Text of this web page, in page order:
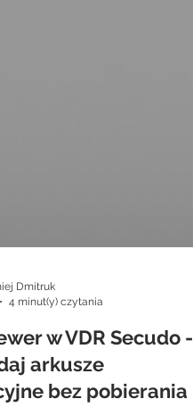
4 minut(y) czytania
w VDR Secudo -
arkusze